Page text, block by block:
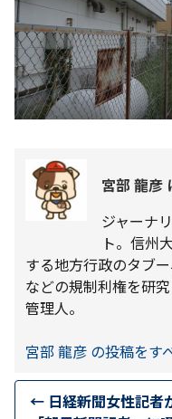
宮部 龍彦
ジャーナ
ト。信州
する地方行政のタブ
などの規制利権を研
管理人。
宮部 龍彦 の投稿をす
← 日経新聞女性記者